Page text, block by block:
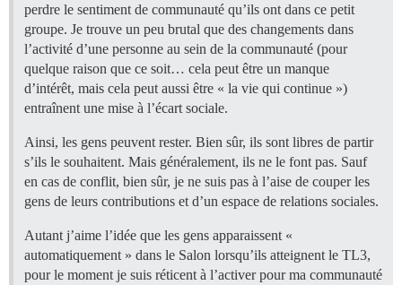
perdre le sentiment de communauté qu’ils ont dans ce petit
groupe. Je trouve un peu brutal que des changements dans
l’activité d’une personne au sein de la communauté (pour
quelque raison que ce soit… cela peut être un manque
d’intérêt, mais cela peut aussi être « la vie qui continue »)
entraînent une mise à l’écart sociale.
Ainsi, les gens peuvent rester. Bien sûr, ils sont libres de partir
s’ils le souhaitent. Mais généralement, ils ne le font pas. Sauf
en cas de conflit, bien sûr, je ne suis pas à l’aise de couper les
gens de leurs contributions et d’un espace de relations sociales.
Autant j’aime l’idée que les gens apparaissent «
automatiquement » dans le Salon lorsqu’ils atteignent le TL3,
pour le moment je suis réticent à l’activer pour ma communauté